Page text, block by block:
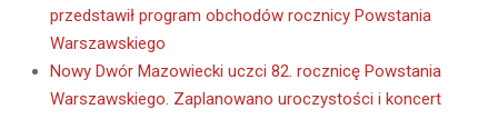
przedstawił program obchodów rocznicy Powstania
Warszawskiego
Nowy Dwór Mazowiecki uczci 82. rocznicę Powstania
Warszawskiego. Zaplanowano uroczystości i koncert